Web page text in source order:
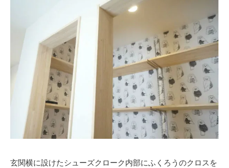
玄関横に設けたシューズクローク内部にふくろうのクロスを